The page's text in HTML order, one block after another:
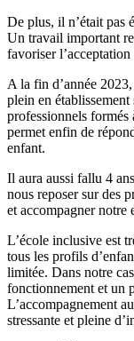
De plus, il n’était pas
Un travail important
favoriser
A la fin d’année
plein en
professionnels formés
permet enfin de
enfant.
Il aura aussi fallu 4
nous reposer sur des
et accompagner notre
L’école inclusive est
tous les profils
limitée. Dans notre
fonctionnement et un
L’accompagnement
stressante et pleine